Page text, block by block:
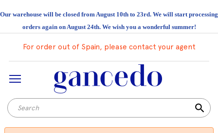
Our warehouse will be closed from August 10th to 23rd. We will start processing
orders again on August 24th. We wish you a wonderful summer!
For order out of Spain, please contact your agent
search